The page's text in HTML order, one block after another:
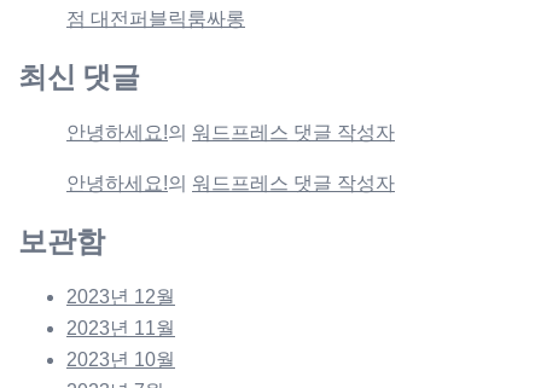
점 대전퍼블릭룸싸롱
최신 댓글
안녕하세요!의 워드프레스 댓글 작성자
안녕하세요!의 워드프레스 댓글 작성자
보관함
2023년 12월
2023년 11월
2023년 10월